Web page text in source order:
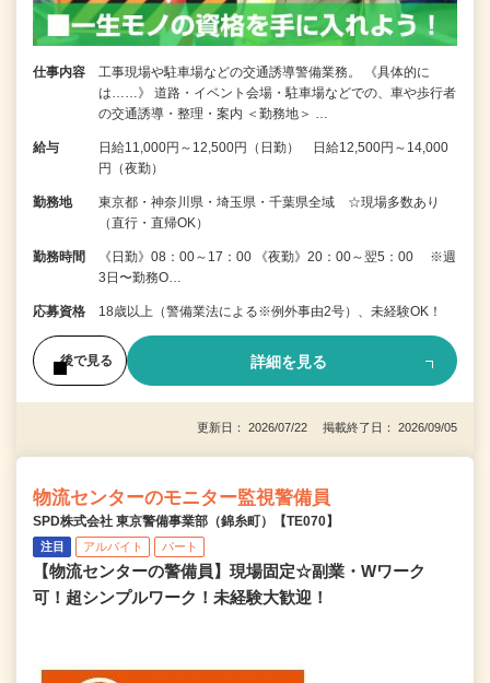
仕事内容
工事現場や駐車場などの交通誘導警備業務。 《具体的に
は……》 道路・イベント会場・駐車場などでの、車や歩行者
の交通誘導・整理・案内 ＜勤務地＞ …
給与
日給11,000円～12,500円（日勤） 日給12,500円～14,000
円（夜勤）
勤務地
東京都・神奈川県・埼玉県・千葉県全域 ☆現場多数あり
（直行・直帰OK）
勤務時間
《日勤》08：00～17：00 《夜勤》20：00～翌5：00 ※週
3日〜勤務O…
応募資格 18歳以上（警備業法による※例外事由2号）、未経験OK！
後で見る 詳細を見る
更新日： 2026/07/22 掲載終了日： 2026/09/05
物流センターのモニター監視警備員
SPD株式会社 東京警備事業部（錦糸町）【TE070】
注目 アルバイト パート
【物流センターの警備員】現場固定☆副業・Wワーク
可！超シンプルワーク！未経験大歓迎！